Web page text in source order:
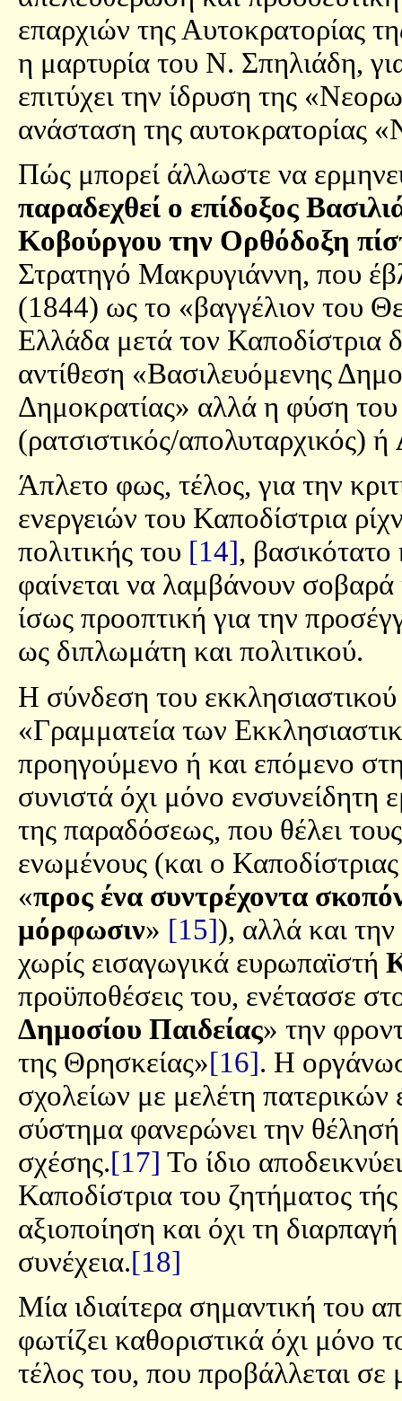
επαρχιών της Αυτοκρατορίας
η μαρτυρία του Ν. Σπηλιάδη,
επιτύχει την ίδρυση της
ανάσταση της αυτοκρατορίας
Πώς μπορεί άλλωστε να
παραδεχθεί ο επίδοξος
Κοβούργου την Ορθόδοξη
Στρατηγό Μακρυγιάννη, που
(1844) ως το «βαγγέλιον του
Ελλάδα μετά τον Καποδίστρια
αντίθεση «Βασιλευόμενης
Δημοκρατίας» αλλά η φύση
(ρατσιστικός/απολυταρχικός) ή
Άπλετο φως, τέλος, για την
ενεργειών του Καποδίστρια
πολιτικής του [14],
φαίνεται να λαμβάνουν
ίσως προοπτική για την
ως διπλωμάτη και πολιτικού.
Η σύνδεση του
«Γραμματεία των
προηγούμενο ή και επόμενο
συνιστά όχι μόνο
της παραδόσεως, που θέλει
ενωμένους (και ο
«προς ένα συντρέχοντα
μόρφωσιν» [15]), αλλά και
χωρίς εισαγωγικά ευρωπαϊστή
προϋποθέσεις του, ενέτασσε
Δημοσίου Παιδείας» την
της Θρησκείας»[16]. Η
σχολείων με μελέτη
σύστημα φανερώνει την
σχέσης.[17] Το ίδιο
Καποδίστρια του ζητήματος
αξιοποίηση και όχι τη
συνέχεια.[18]
Μία ιδιαίτερα σημαντική του
φωτίζει καθοριστικά όχι μόνο
τέλος του, που προβάλλεται σε